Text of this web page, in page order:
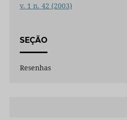
v. 1 n. 42 (2003)
SEÇÃO
Resenhas